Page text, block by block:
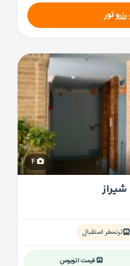
تور
ترنسفر استقبال
قیمت اتوبوس